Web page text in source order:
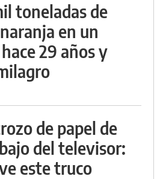
toneladas de
en un
29 años y
de papel de
del televisor:
este truco